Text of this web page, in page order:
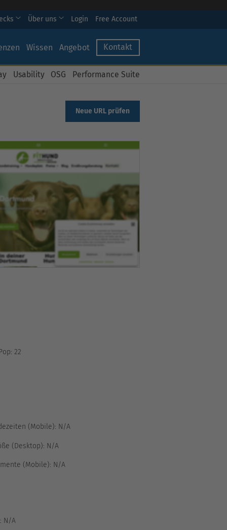
Über uns Login Free Account
Wissen Angebot Kontakt
Usability OSG Performance Suite
Neue URL prüfen
22
(Mobile): N/A
(Desktop): N/A
(Mobile): N/A
N/A